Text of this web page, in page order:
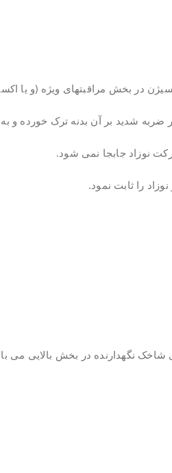
در بخش مراقبتهای ویژه (و یا
شدید بر آن بدنه ترک خورده و
را ثابت نمود.